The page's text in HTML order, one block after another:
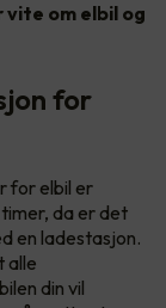
vite om elbil og
for
for elbil er
da er det
en ladestasjon.
alle
din vil